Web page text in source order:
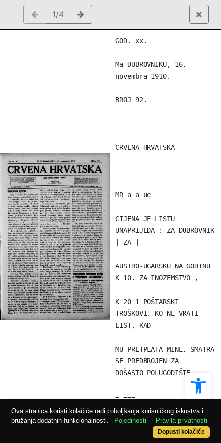
1/4
GOD. xx.
Ma DUBROVNIKU, 16.
novembra 1910.
BROJ 92.
CRVENA HRVATSKA
MR a a ue
CIJENA JE LISTU
UNAPRIJEDA : ZA DUBROVNIK
| ZA |
AUSTRO-UGARSKU NA GODINU
K 10. ZA INOZEMSTVO ,
K 20 1 POŠTARSKI
TROŠKOVI. KO NE VRATI
LIST, KAD
MU PRETPLATA MINE, SMATRA
SE PREDBROJEN ZA
DOŠASTO POLUGODIŠTE.
= ===
Ova stranica koristi kolačiće radi poboljšanja korisničkog iskustva i
pružanja dodatnih funkcionalnosti.
Pojedinosti Pravila privatnosti
Dopusti kolačiće